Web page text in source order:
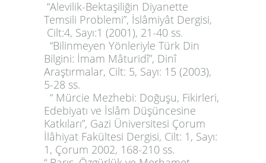
“Alevilik-Bektaşiliğin Diyanette
Temsili Problemi”, İslâmiyât Dergisi,
Cilt:4, Sayı:1 (2001), 21-40 ss.
“Bilinmeyen Yönleriyle Türk Din
Bilgini: İmam Mâturidî”, Dinî
Araştırmalar, Cilt: 5, Sayı: 15 (2003),
5-28 ss.
“ Mürcie Mezhebi: Doğuşu, Fikirleri,
Edebiyatı ve İslâm Düşüncesine
Katkıları”, Gazi Üniversitesi Çorum
İlâhiyat Fakültesi Dergisi, Cilt: 1, Sayı:
1, Çorum 2002, 168-210 ss.